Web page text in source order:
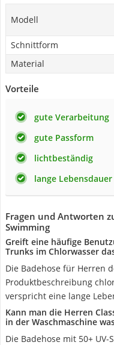
Modell
Schnittform
Material
Vorteile
gute Verarbeitung
gute Passform
lichtbeständig
lange Lebensdauer
Fragen und Antworten
Swimming
Greift eine häufige
Trunks im Chlorwasser
Die Badehose für Herren
Produktbeschreibung
verspricht eine lange
Kann man die Herren
in der Waschmaschine
Die Badehose mit 50+